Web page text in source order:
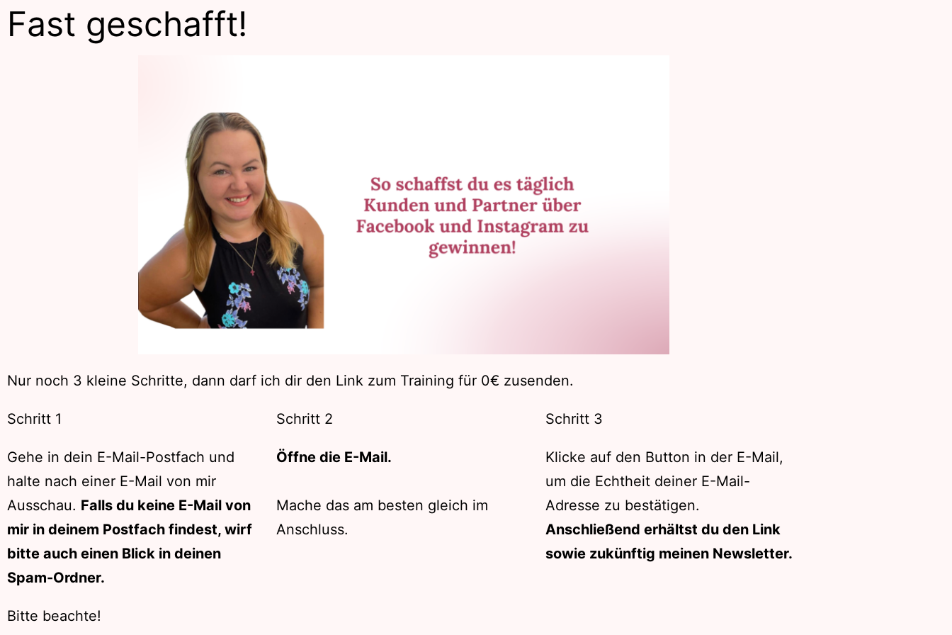
Fast geschafft!
Nur noch 3 kleine Schritte, dann darf ich dir den Link zum Training für 0€ zusenden.
Schritt 1
Gehe in dein E-Mail-Postfach und
halte nach einer E-Mail von mir
Ausschau. Falls du keine E-Mail von
mir in deinem Postfach findest, wirf
bitte auch einen Blick in deinen
Spam-Ordner.
Schritt 2
Öffne die E-Mail.
Mache das am besten gleich im
Anschluss.
Schritt 3
Klicke auf den Button in der E-Mail,
um die Echtheit deiner E-Mail-
Adresse zu bestätigen.
Anschließend erhältst du den Link
sowie zukünftig meinen Newsletter.
Bitte beachte!